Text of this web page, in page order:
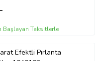
Başlayan Taksitlerle
Efektli Pırlanta